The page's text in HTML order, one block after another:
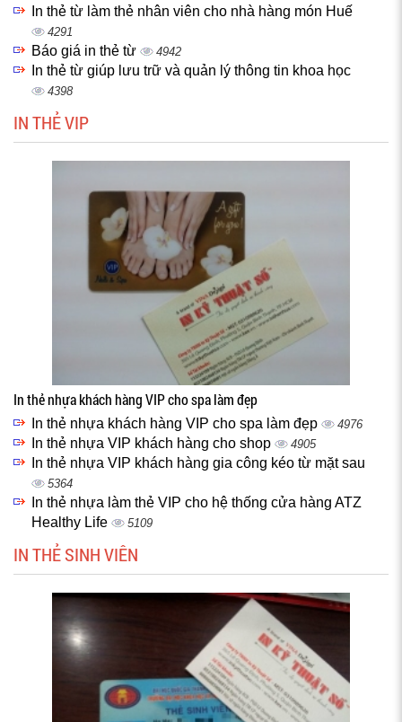
In thẻ từ làm thẻ nhân viên cho nhà hàng món Huế
4291
Báo giá in thẻ từ 4942
In thẻ từ giúp lưu trữ và quản lý thông tin khoa học
4398
IN THẺ VIP
In thẻ nhựa khách hàng VIP cho spa làm đẹp
In thẻ nhựa khách hàng VIP cho spa làm đẹp 4976
In thẻ nhựa VIP khách hàng cho shop 4905
In thẻ nhựa VIP khách hàng gia công kéo từ mặt sau
5364
In thẻ nhựa làm thẻ VIP cho hệ thống cửa hàng ATZ
Healthy Life
5109
IN THẺ SINH VIÊN